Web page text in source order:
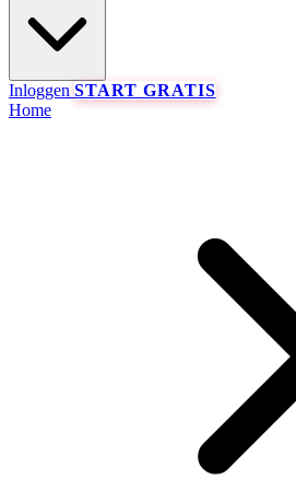
Inloggen START GRATIS
Home